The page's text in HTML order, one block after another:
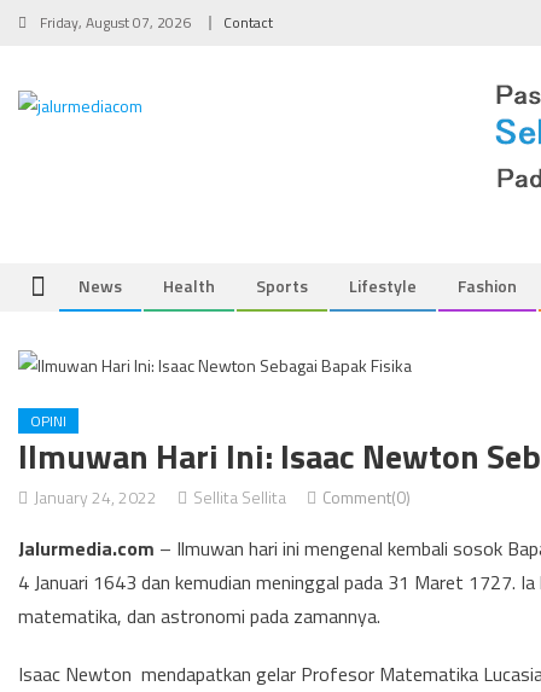
Skip
Friday, August 07, 2026 Contact
News Health Sports Lifestyle Fashion
OPINI
Ilmuwan Hari Ini: Isaac Newton
January 24, 2022 Sellita Sellita Comment(0)
Jalurmedia.com – Ilmuwan hari ini mengenal kembali sosok
4 Januari 1643 dan kemudian meninggal pada 31 Maret 1727.
matematika, dan astronomi pada zamannya.
Isaac Newton mendapatkan gelar Profesor Matematika